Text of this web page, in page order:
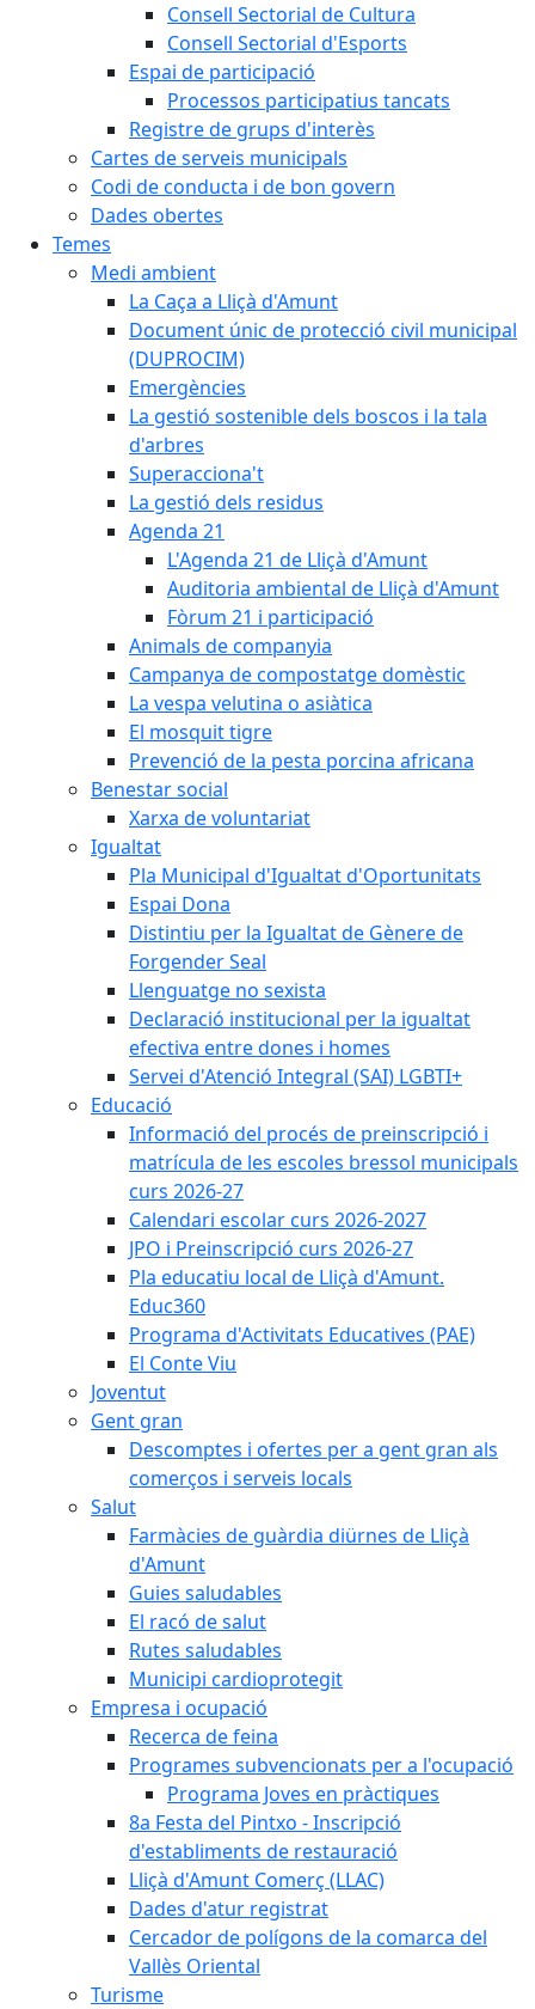
Consell Sectorial de Cultura
Consell Sectorial d'Esports
Espai de participació
Processos participatius tancats
Registre de grups d'interès
Cartes de serveis municipals
Codi de conducta i de bon govern
Dades obertes
Temes
Medi ambient
La Caça a Lliçà d'Amunt
Document únic de protecció civil municipal
(DUPROCIM)
Emergències
La gestió sostenible dels boscos i la tala
d'arbres
Superacciona't
La gestió dels residus
Agenda 21
L'Agenda 21 de Lliçà d'Amunt
Auditoria ambiental de Lliçà d'Amunt
Fòrum 21 i participació
Animals de companyia
Campanya de compostatge domèstic
La vespa velutina o asiàtica
El mosquit tigre
Prevenció de la pesta porcina africana
Benestar social
Xarxa de voluntariat
Igualtat
Pla Municipal d'Igualtat d'Oportunitats
Espai Dona
Distintiu per la Igualtat de Gènere de
Forgender Seal
Llenguatge no sexista
Declaració institucional per la igualtat
efectiva entre dones i homes
Servei d'Atenció Integral (SAI) LGBTI+
Educació
Informació del procés de preinscripció i
matrícula de les escoles bressol municipals
curs 2026-27
Calendari escolar curs 2026-2027
JPO i Preinscripció curs 2026-27
Pla educatiu local de Lliçà d'Amunt.
Educ360
Programa d'Activitats Educatives (PAE)
El Conte Viu
Joventut
Gent gran
Descomptes i ofertes per a gent gran als
comerços i serveis locals
Salut
Farmàcies de guàrdia diürnes de Lliçà
d'Amunt
Guies saludables
El racó de salut
Rutes saludables
Municipi cardioprotegit
Empresa i ocupació
Recerca de feina
Programes subvencionats per a l'ocupació
Programa Joves en pràctiques
8a Festa del Pintxo - Inscripció
d'establiments de restauració
Lliçà d'Amunt Comerç (LLAC)
Dades d'atur registrat
Cercador de polígons de la comarca del
Vallès Oriental
Turisme